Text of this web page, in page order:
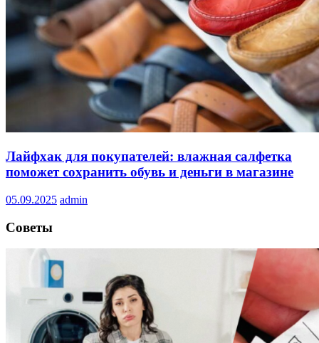
Лайфхак для покупателей: влажная салфетка
поможет сохранить обувь и деньги в магазине
05.09.2025 admin
Советы